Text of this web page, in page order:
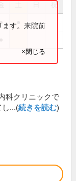
祝
●ます。来院前
×閉じる
科クリニックで
し...(続きを読む)